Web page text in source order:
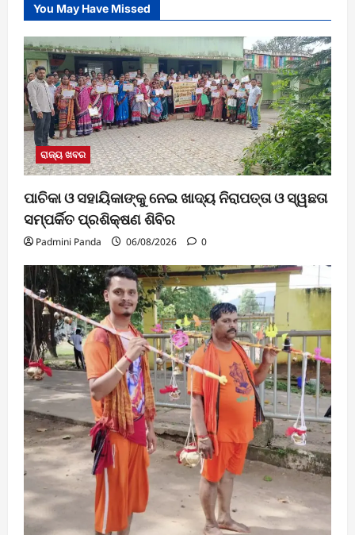
You May Have Missed
ରାଜ୍ୟ ଖବର
ପାଚିକା ଓ ସହାୟିକାଙ୍କୁ ନେଇ ଖାଦ୍ୟ ନିରାପତ୍ତା ଓ ସ୍ୱଛତା
ସମ୍ପର୍କିତ ପ୍ରଶିକ୍ଷଣ ଶିବିର
Padmini Panda 06/08/2026 0